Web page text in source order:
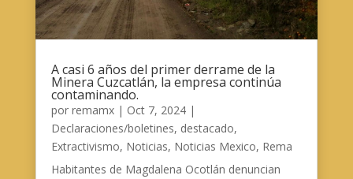
A casi 6 años del primer derrame de la
Minera Cuzcatlán, la empresa continúa
contaminando.
por remamx| Oct 7, 2024|
Declaraciones/boletines, destacado,
Extractivismo, Noticias, Noticias Mexico, Rema
Habitantes de Magdalena Ocotlán denuncian